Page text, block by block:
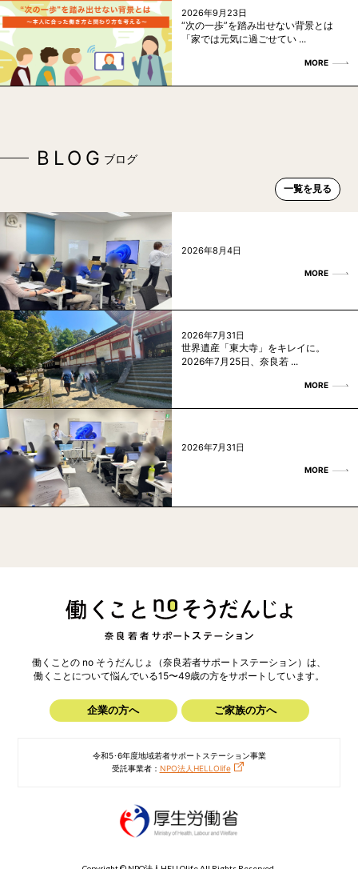
2026年9月23日
“次の一歩”を踏み出せない背景とは
「家では元気に過ごせてい ...
MORE
BLOG ブログ
一覧を見る
2026年8月4日
MORE
2026年7月31日
世界遺産「東大寺」をキレイに。
2026年7月25日、奈良若 ...
MORE
2026年7月31日
MORE
働くことの no そうだんじょ（奈良若者サポートステーション）は、
働くことについて悩んでいる15〜49歳の方をサポートしています。
企業の方へ ご家族の方へ
令和5･6年度地域若者サポートステーション事業
受託事業者： NPO法人HELLOlife